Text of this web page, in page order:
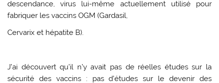
descendance, virus lui-même actuellement utilisé pour
fabriquer les vaccins OGM (Gardasil,
Cervarix et hépatite B).
J’ai découvert qu’il n’y avait pas de réelles études sur la
sécurité des vaccins : pas d’études sur le devenir des